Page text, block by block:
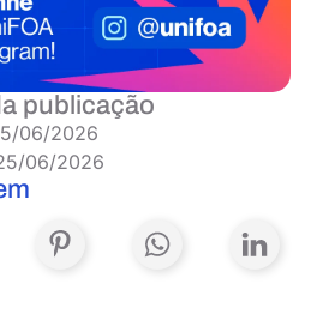
publicação
06/2026
06/2026